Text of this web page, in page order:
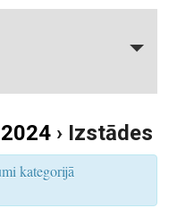
› Izstādes
kategorijā